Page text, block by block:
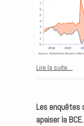
Lire la suite…
Les enquêtes
apaiser la